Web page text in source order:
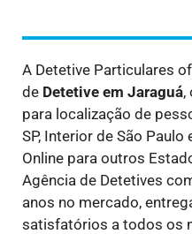
A Detetive Particulares
de Detetive em Jaraguá,
para localização de
SP, Interior de São
Online para outros
Agência de Detetives
anos no mercado,
satisfatórios a todos os